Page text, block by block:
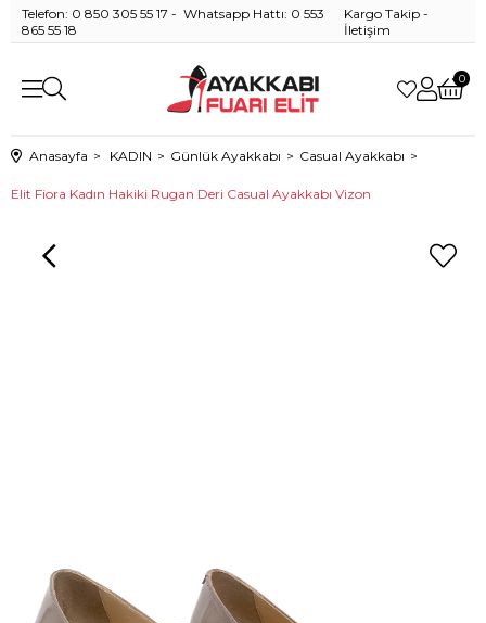
Telefon: 0 850 305 55 17 - Whatsapp Hattı: 0 553
865 55 18
Kargo Takip -
İletişim
0
Anasayfa KADIN Günlük Ayakkabı Casual Ayakkabı
Elit Fiora Kadın Hakiki Rugan Deri Casual Ayakkabı Vizon